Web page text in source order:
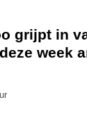
grijpt in
week